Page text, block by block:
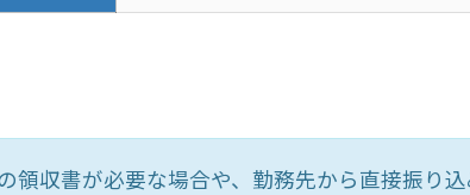
領収書が必要な場合や、勤務先から直接振り